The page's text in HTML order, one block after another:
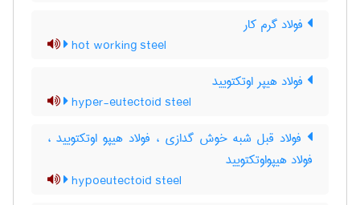
فولاد گرم کار
hot working steel
فولاد هیپر اوتکتویید
hyper-eutectoid steel
فولاد قبل شبه خوش گدازی ، فولاد هیپو اوتکتویید ،
فولاد هیپواوتکتویید
hypoeutectoid steel